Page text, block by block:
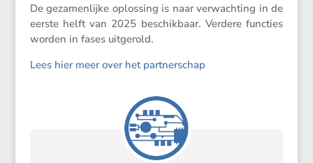
De gezamen­lijke oplos­sing is naar verwach­ting in de
eerste helft van 2025 beschik­baar. Verdere functies
worden in fases uitgerold.
Lees hier meer over het partnerschap